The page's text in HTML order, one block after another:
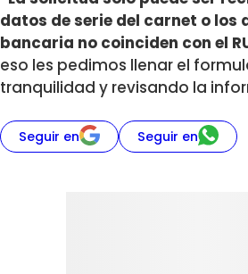
datos de serie del carnet o los
bancaria no coinciden con el
eso les pedimos llenar el
tranquilidad y revisando la
Seguir en Seguir en